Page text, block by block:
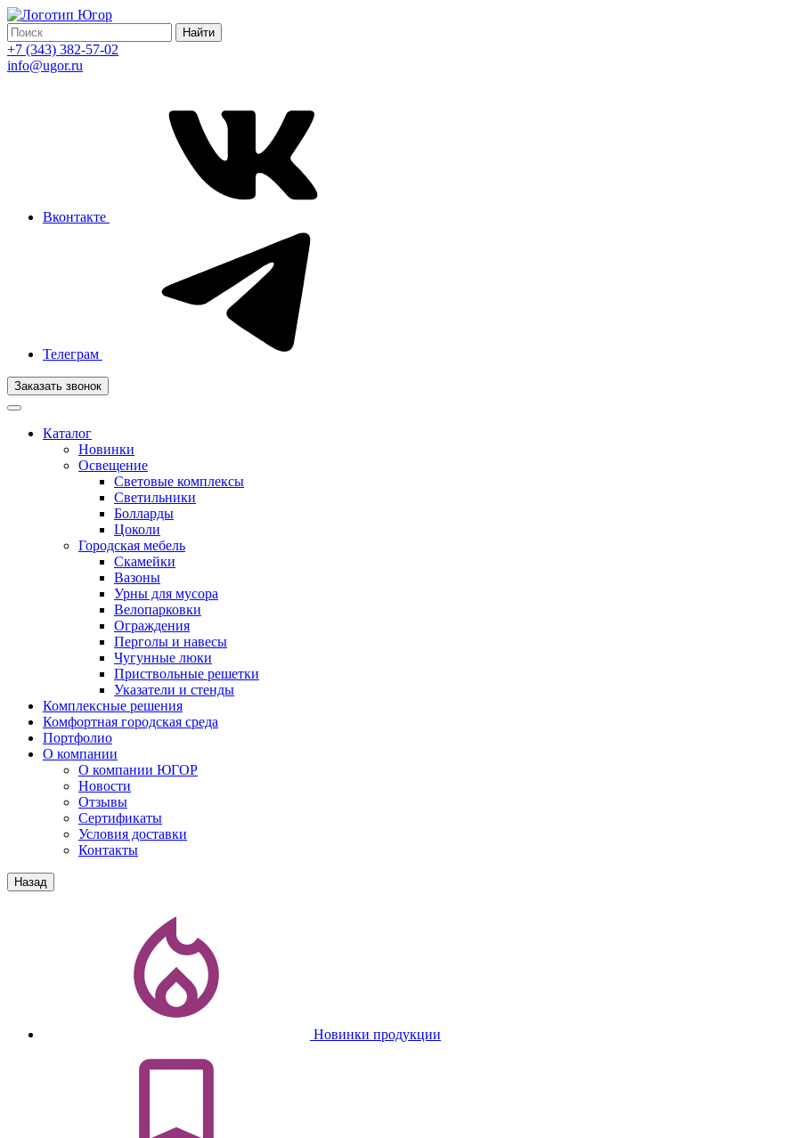
Найти
+7 (343) 382-57-02
info@ugor.ru
Вконтакте
Телеграм
Заказать звонок
Каталог
Новинки
Освещение
Световые комплексы
Светильники
Болларды
Цоколи
Городская мебель
Скамейки
Вазоны
Урны для мусора
Велопарковки
Ограждения
Перголы и навесы
Чугунные люки
Приствольные решетки
Указатели и стенды
Комплексные решения
Комфортная городская среда
Портфолио
О компании
О компании ЮГОР
Новости
Отзывы
Сертификаты
Условия доставки
Контакты
Назад
Новинки продукции